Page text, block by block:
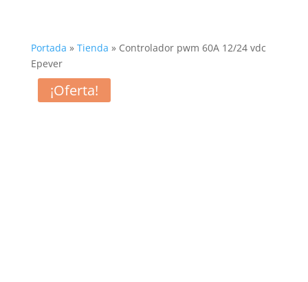
Portada » Tienda » Controlador pwm 60A 12/24 vdc
Epever
¡Oferta!